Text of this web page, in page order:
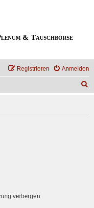
& Tauschbörse
Anmelden
Registrieren
verbergen